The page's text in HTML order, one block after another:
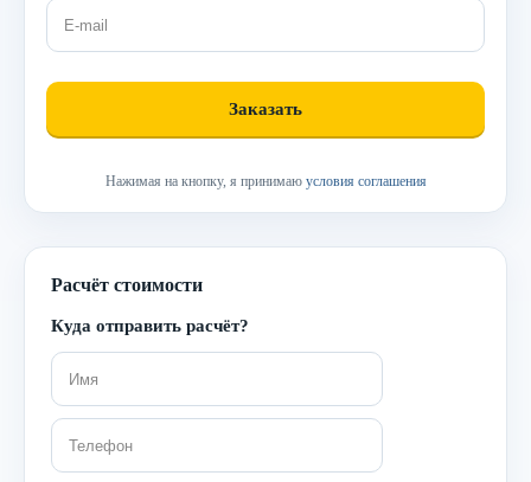
Нажимая на кнопку, я принимаю условия соглашения
Расчёт стоимости
Куда отправить расчёт?